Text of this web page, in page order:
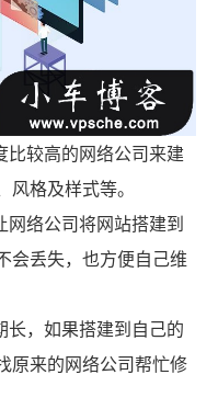
比较高的网络公司来建
格及样式等。
网络公司将网站搭建到
会丢失，也方便自己维
长，如果搭建到自己的
原来的网络公司帮忙修